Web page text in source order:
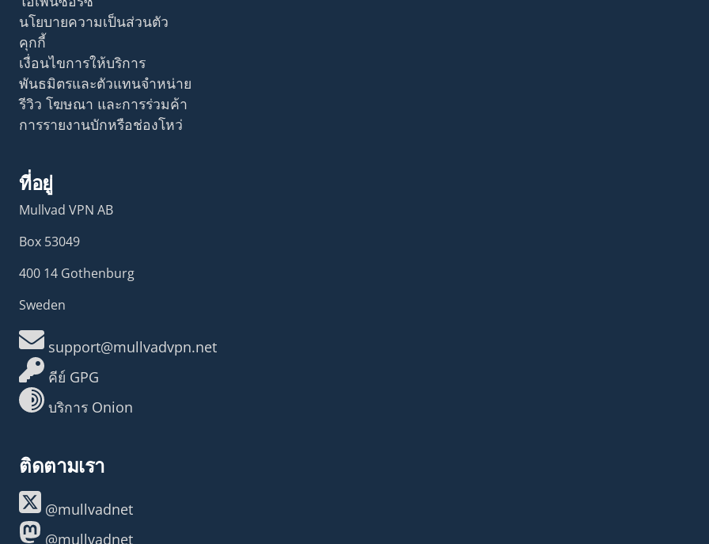
นโยบายความเป็นส่วนตัว
คุกกี้
เงื่อนไขการให้บริการ
พันธมิตรและตัวแทนจำหน่าย
รีวิว โฆษณา และการร่วมค้า
การรายงานบักหรือช่องโหว่
ที่อยู่
Mullvad VPN AB
Box 53049
400 14 Gothenburg
Sweden
support@mullvadvpn.net
คีย์ GPG
บริการ Onion
ติดตามเรา
@mullvadnet
@mullvadnet